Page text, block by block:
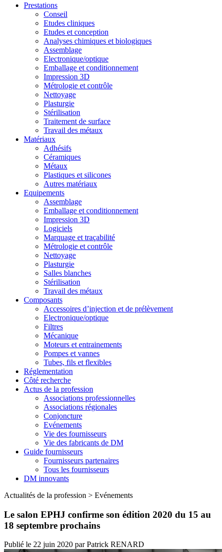
Prestations
Conseil
Etudes cliniques
Etudes et conception
Analyses chimiques et biologiques
Assemblage
Electronique/optique
Emballage et conditionnement
Impression 3D
Métrologie et contrôle
Nettoyage
Plasturgie
Stérilisation
Traitement de surface
Travail des métaux
Matériaux
Adhésifs
Céramiques
Métaux
Plastiques et silicones
Autres matériaux
Equipements
Assemblage
Emballage et conditionnement
Impression 3D
Logiciels
Marquage et traçabilité
Métrologie et contrôle
Nettoyage
Plasturgie
Salles blanches
Stérilisation
Travail des métaux
Composants
Accessoires d’injection et de prélèvement
Electronique/optique
Filtres
Mécanique
Moteurs et entrainements
Pompes et vannes
Tubes, fils et flexibles
Réglementation
Côté recherche
Actus de la profession
Associations professionnelles
Associations régionales
Conjoncture
Evénements
Vie des fournisseurs
Vie des fabricants de DM
Guide fournisseurs
Fournisseurs partenaires
Tous les fournisseurs
DM innovants
Actualités de la profession > Evénements
Le salon EPHJ confirme son édition 2020 du 15 au
18 septembre prochains
Publié le 22 juin 2020 parPatrick RENARD